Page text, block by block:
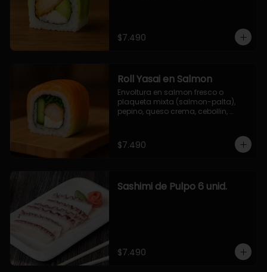
$7.490
Roll Yasai en Salmon
Envoltura en salmon fresco o
plaqueta mixta (salmon-palta),
pepino, queso crema, cebollin,
$7.490
Sashimi de Pulpo 6 unid.
$7.490